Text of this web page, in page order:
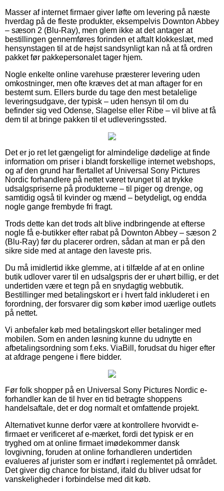
Masser af internet firmaer giver løfte om levering på næste
hverdag på de fleste produkter, eksempelvis Downton Abbey
– sæson 2 (Blu-Ray), men glem ikke at det antager at
bestillingen gennemføres forinden et aftalt klokkeslæt, med
hensynstagen til at de højst sandsynligt kan nå at få ordren
pakket før pakkepersonalet tager hjem.
Nogle enkelte online varehuse præsterer levering uden
omkostninger, men ofte kræves det at man aftager for en
bestemt sum. Ellers burde du tage den mest betalelige
leveringsudgave, der typisk – uden hensyn til om du
befinder sig ved Odense, Slagelse eller Ribe – vil blive at få
dem til at bringe pakken til et udleveringssted.
Det er jo ret let gængeligt for almindelige dødelige at finde
information om priser i blandt forskellige internet webshops,
og af den grund har flertallet af Universal Sony Pictures
Nordic forhandlere på nettet været tvunget til at trykke
udsalgspriserne på produkterne – til piger og drenge, og
samtidig også til kvinder og mænd – betydeligt, og endda
nogle gange frembyde fri fragt.
Trods dette kan det trods alt blive indbringende at efterse
nogle få e-butikker efter rabat på Downton Abbey – sæson 2
(Blu-Ray) før du placerer ordren, sådan at man er på den
sikre side med at antage den laveste pris.
Du må imidlertid ikke glemme, at i tilfælde af at en online
butik udlover varer til en udsalgspris der er uhørt billig, er det
undertiden være et tegn på en snydagtig webbutik.
Bestillinger med betalingskort er i hvert fald inkluderet i en
forordning, der forsvarer dig som køber imod uærlige outlets
på nettet.
Vi anbefaler køb med betalingskort eller betalinger med
mobilen. Som en anden løsning kunne du udnytte en
afbetalingsordning som f.eks. ViaBill, forudsat du higer efter
at afdrage pengene i flere bidder.
Før folk shopper på en Universal Sony Pictures Nordic e-
forhandler kan de til hver en tid betragte shoppens
handelsaftale, det er dog normalt et omfattende projekt.
Alternativet kunne derfor være at kontrollere hvorvidt e-
firmaet er verificeret af e-mærket, fordi det typisk er en
tryghed om at online firmaet imødekommer dansk
lovgivning, foruden at online forhandleren undertiden
evalueres af jurister som er indført i reglementet på området.
Det giver dig chance for bistand, ifald du bliver udsat for
vanskeligheder i forbindelse med dit køb.